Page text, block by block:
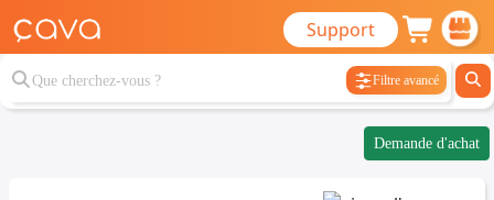
Support
Filtre avancé
Demande d'achat